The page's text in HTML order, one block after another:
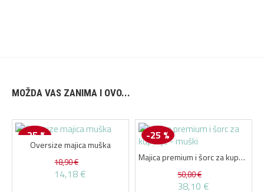
MOŽDA VAS ZANIMA I OVO...
-25 %
Oversize majica muška
14,18 €
18,90 €
-25 %
Majica premium i šorc za kupanje - muški
38,10 €
50,80 €